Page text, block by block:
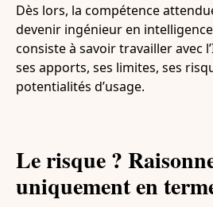
Dès lors, la compétence
devenir ingénieur en
consiste à savoir travailler avec
ses apports, ses limites, ses
potentialités d’usage.
Le risque ?
uniquement en